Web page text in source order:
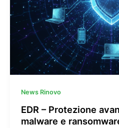
News Rinovo
EDR – Protezione
malware e